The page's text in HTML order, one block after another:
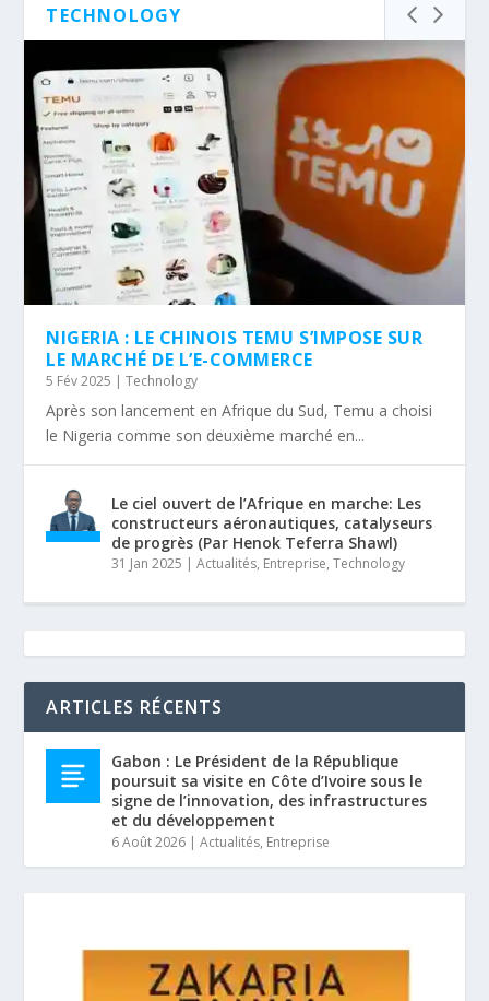
TECHNOLOGY
NIGERIA : LE CHINOIS TEMU S’IMPOSE SUR
LE MARCHÉ DE L’E-COMMERCE
5 Fév 2025 |Technology
Après son lancement en Afrique du Sud, Temu a choisi
le Nigeria comme son deuxième marché en...
Le ciel ouvert de l’Afrique en marche: Les
constructeurs aéronautiques, catalyseurs
de progrès (Par Henok Teferra Shawl)
31 Jan 2025 |Actualités, Entreprise,Technology
ARTICLES RÉCENTS
Gabon : Le Président de la République
poursuit sa visite en Côte d’Ivoire sous le
signe de l’innovation, des infrastructures
et du développement
6 Août 2026 |Actualités, Entreprise